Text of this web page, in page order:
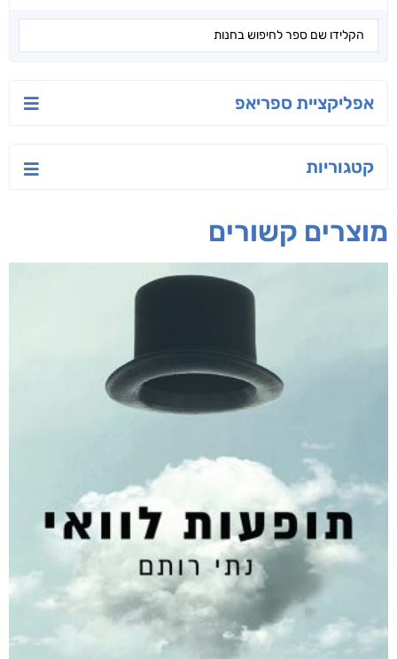
אפליקציית ספריאפ
קטגוריות
מוצרים קשורים